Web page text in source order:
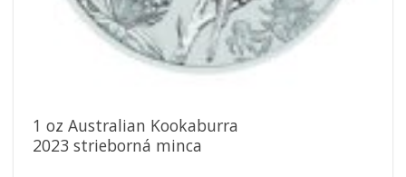
1 oz Australian Kookaburra
2023 strieborná minca